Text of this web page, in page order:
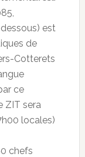
est
de
Cotterets
ce
ZIT sera
locales)
chefs